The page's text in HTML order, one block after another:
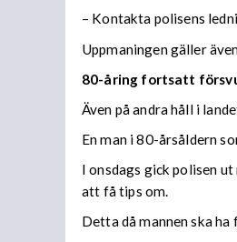
– Kontakta polisens
Uppmaningen gäller
80-åring fortsatt
Även på andra håll i
En man i 80-årsåldern
I onsdags gick polisen
att få tips om.
Detta då mannen ska